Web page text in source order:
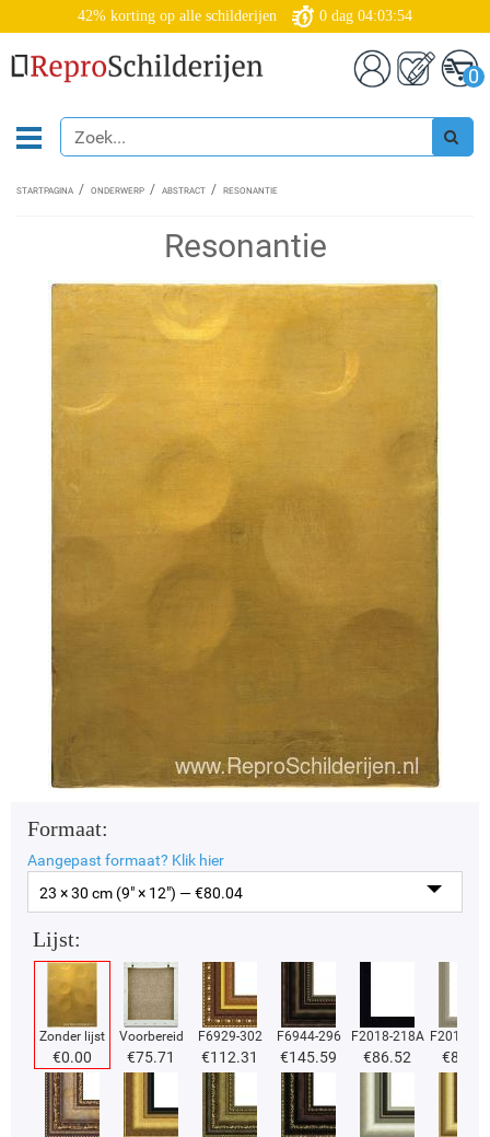
42% korting op alle schilderijen 0 dag 04:03:54
0
STARTPAGINA ONDERWERP ABSTRACT RESONANTIE
Resonantie
Formaat:
Aangepast formaat? Klik hier
23 × 30 cm (9" × 12") — €80.04
Lijst:
Zonder lijst
€0.00
Voorbereid
€75.71
F6929-302
€112.31
F6944-296
€145.59
F2018-218A
€86.52
F2018-
€86.52